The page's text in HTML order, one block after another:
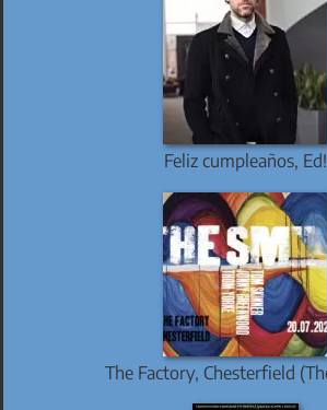
Feliz cumpleaños, Ed!
The Factory, Chesterfield